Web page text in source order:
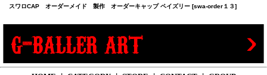
スワロCAP オーダーメイド 製作 オーダーキャップ ペイズリー [swa-order１３]